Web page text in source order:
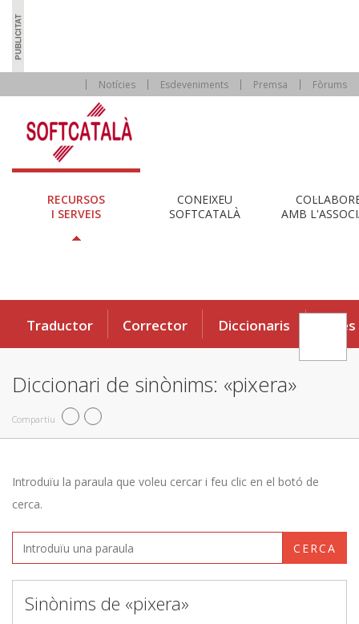
Notícies Esdeveniments Premsa Fòrums
RECURSOS
I SERVEIS
CONEIXEU
SOFTCATALÀ
AMB
Traductor Corrector Diccionaris Eines
Diccionari de sinònims: «pixera»
Compartiu
Introduïu la paraula que voleu cercar i feu clic en el botó de
cerca.
CERCA
Sinònims de «pixera»